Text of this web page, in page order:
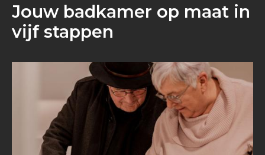
Jouw badkamer op maat in
vijf stappen